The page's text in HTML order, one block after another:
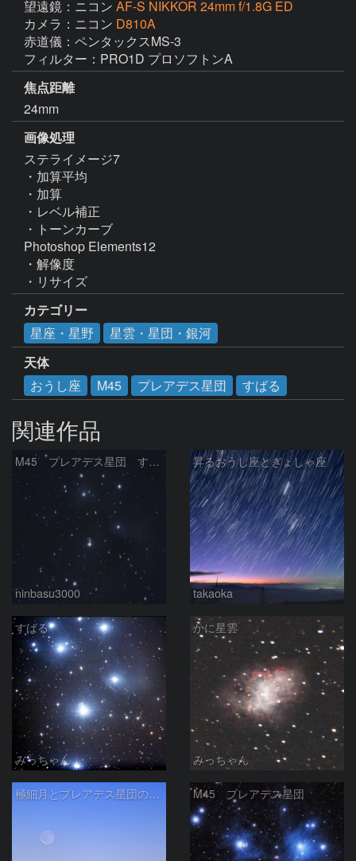
望遠鏡：ニコン AF-S NIKKOR 24mm f/1.8G ED
カメラ：ニコン D810A
赤道儀：ペンタックスMS-3
フィルター：PRO1D プロソフトンA
焦点距離
24mm
画像処理
ステライメージ7
・加算平均
・加算
・レベル補正
・トーンカーブ
Photoshop Elements12
・解像度
・リサイズ
カテゴリー
星座・星野
星雲・星団・銀河
天体
おうし座
M45 プレアデス星団 すばる
関連作品
M45 プレアデス星団 すばる
ninbasu3000
昇るおうし座とぎょしゃ座
takaoka
すばる
みっちゃん
かに星雲
みっちゃん
極細月とプレアデス星団の接近 M45 プレアデス星団